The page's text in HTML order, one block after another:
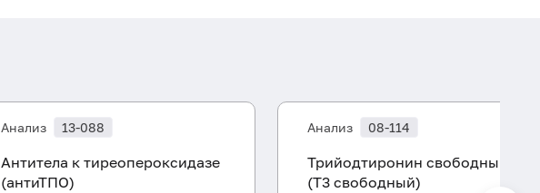
Анализ 13-088
Антитела к тиреопероксидазе
(антиТПО)
Анализ 08-114
Трийодтиронин свободный
(Т3 свободный)